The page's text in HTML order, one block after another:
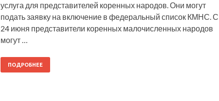
услуга для представителей коренных народов. Они могут
подать заявку на включение в федеральный список КМНС. С
24 июня представители коренных малочисленных народов
могут …
ПОДРОБНЕЕ